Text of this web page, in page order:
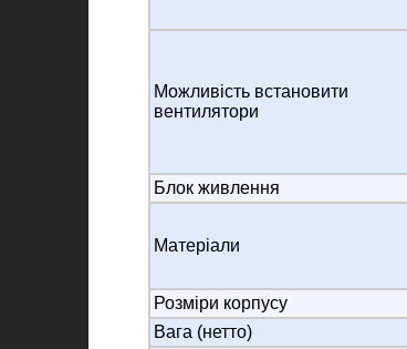
Можливість встановити
вентилятори
Блок живлення
Матеріали
Розміри корпусу
Вага (нетто)